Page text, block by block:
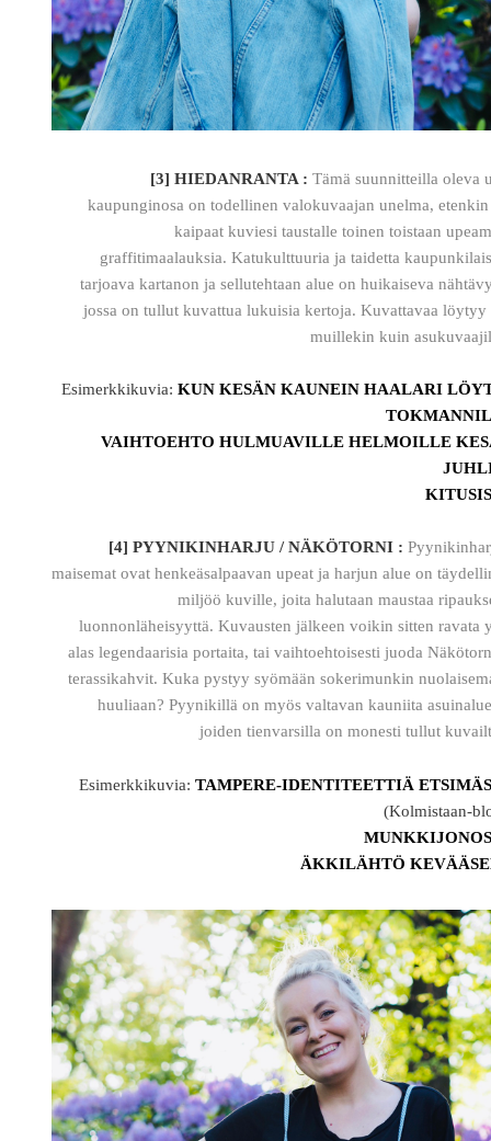
[3] HIEDANRANTA : Tämä suunnitteilla oleva
kaupunginosa on todellinen valokuvaajan unelma,
kaipaat kuviesi taustalle toinen toistaan
graffitimaalauksia. Katukulttuuria ja taidetta
tarjoava kartanon ja sellutehtaan alue on huikaiseva
jossa on tullut kuvattua lukuisia kertoja. Kuvattavaa löytyy
muillekin kuin
Esimerkkikuvia:KUN KESÄN KAUNEIN HAALARI
VAIHTOEHTO HULMUAVILLE HELMOILLE
[4] PYYNIKINHARJU / NÄKÖTORNI :
maisemat ovat henkeäsalpaavan upeat ja harjun alue on
miljöö kuville, joita halutaan maustaa
luonnonläheisyyttä. Kuvausten jälkeen voikin sitten ravata
alas legendaarisia portaita, tai vaihtoehtoisesti juoda
terassikahvit. Kuka pystyy syömään sokerimunkin
huuliaan? Pyynikillä on myös valtavan kauniita
joiden tienvarsilla on monesti tullut
Esimerkkikuvia:TAMPERE-IDENTITEETTIÄ
(Kolmistaan-
ÄKKILÄHTÖ